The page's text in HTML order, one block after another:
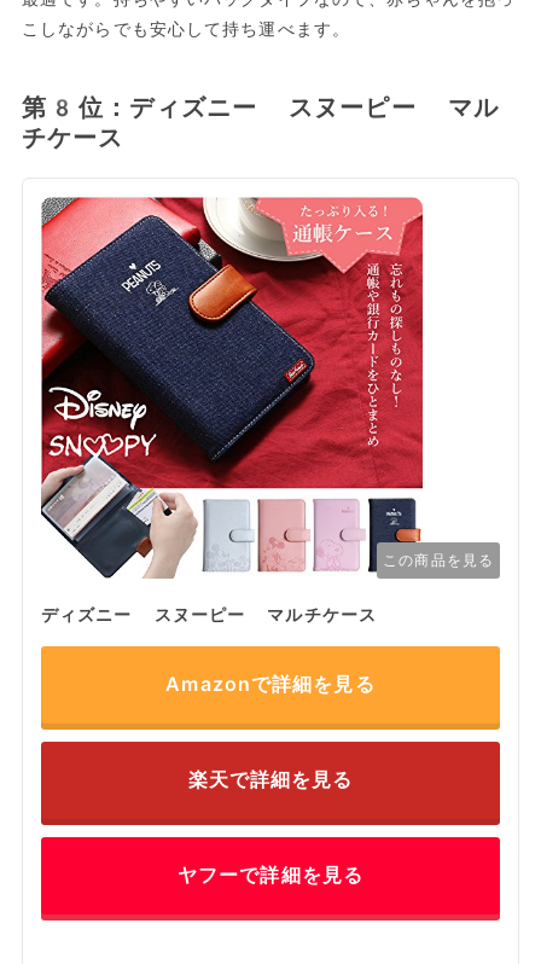
こしながらでも安心して持ち運べます。
第8位：ディズニー スヌーピー マル
チケース
この商品を見る
ディズニー スヌーピー マルチケース
Amazonで詳細を見る
楽天で詳細を見る
ヤフーで詳細を見る